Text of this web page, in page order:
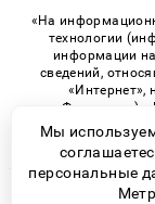
«На
технологии
информации
сведений,
«Интернет»,
Федерации)».
технологий в
© 2026
Мы
персональные